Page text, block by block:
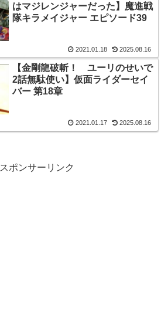
はマジレンジャーだった】魔進戦
隊キラメイジャー エピソード39
2021.01.18 2025.08.16
【金剛龍破斬！ ユーリのせいで
2話無駄使い】仮面ライダーセイ
バー 第18章
2021.01.17 2025.08.16
スポンサーリンク